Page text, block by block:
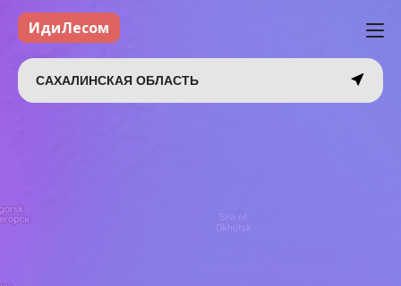
ИдиЛесом
САХАЛИНСКАЯ ОБЛАСТЬ